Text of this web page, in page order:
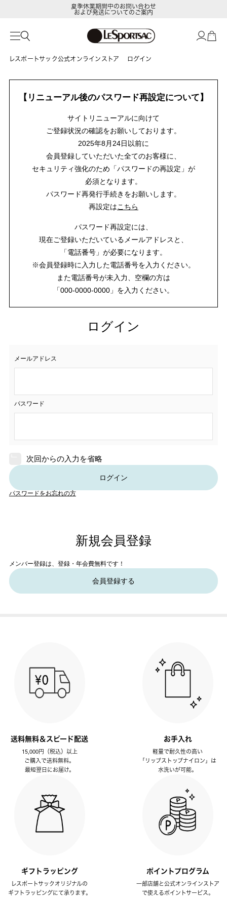
夏季休業期間中のお問い合わせ
および発送についてのご案内
レスポートサック公式オンラインストア ログイン
【リニューアル後のパスワード再設定について】
サイトリニューアルに向けて
ご登録状況の確認をお願いしております。
2025年8月24日以前に
会員登録していただいた全てのお客様に、
セキュリティ強化のため「パスワードの再設定」が
必須となります。
パスワード再発行手続きをお願いします。
再設定はこちら
パスワード再設定には、
現在ご登録いただいているメールアドレスと、
「電話番号」が必要になります。
※会員登録時に入力した電話番号を入力ください。
また電話番号が未入力、空欄の方は
「000-0000-0000」を入力ください。
ログイン
メールアドレス
パスワード
次回からの入力を省略
ログイン
パスワードをお忘れの方
新規会員登録
メンバー登録は、登録・年会費無料です！
会員登録する
送料無料＆スピード配送
15,000円（税込）以上
ご購入で送料無料。
最短翌日にお届け。
お手入れ
軽量で耐久性の高い
「リップストップナイロン」は
水洗いが可能。
ギフトラッピング
レスポートサックオリジナルの
ギフトラッピングにて承ります。
ポイントプログラム
一部店舗と公式オンラインストア
で使えるポイントサービス。